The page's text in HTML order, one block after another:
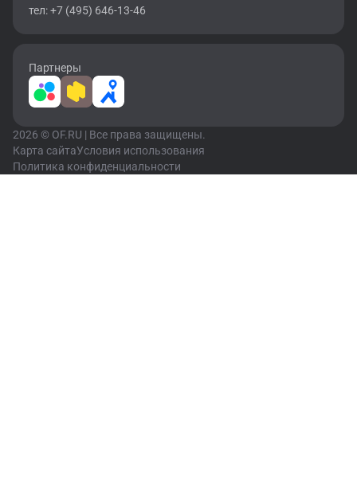
тел: +7 (495) 646-13-46
Партнеры
2026 © OF.RU | Все права защищены.
Карта сайтаУсловия использования
Политика конфиденциальности